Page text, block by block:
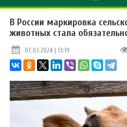
В России маркировка
животных стала
07.03.2024 | 13:19